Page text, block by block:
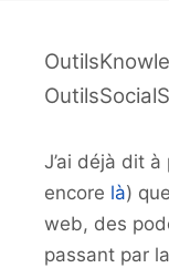
J’ai déjà dit
encore là)
web, des
passant par